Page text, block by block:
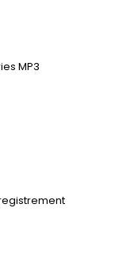
MP3